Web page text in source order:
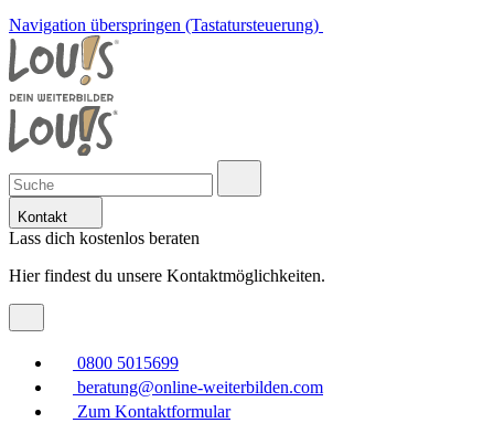
Navigation überspringen (Tastatursteuerung)
Kontakt
Lass dich kostenlos beraten
Hier findest du unsere Kontaktmöglichkeiten.
0800 5015699
beratung@online-weiterbilden.com
Zum Kontaktformular